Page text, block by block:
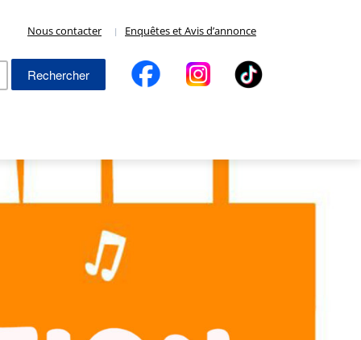
Nous contacter Enquêtes et Avis d’annonce
Rechercher :